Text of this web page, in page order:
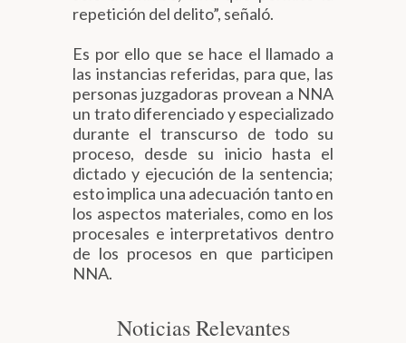
repetición del delito”, señaló.
Es por ello que se hace el llamado a
las instancias referidas, para que, las
personas juzgadoras provean a NNA
un trato diferenciado y especializado
durante el transcurso de todo su
proceso, desde su inicio hasta el
dictado y ejecución de la sentencia;
esto implica una adecuación tanto en
los aspectos materiales, como en los
procesales e interpretativos dentro
de los procesos en que participen
NNA.
Noticias Relevantes